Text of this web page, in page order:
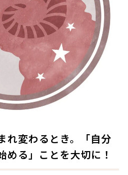
れ変わるとき。「自分
める」ことを大切に！